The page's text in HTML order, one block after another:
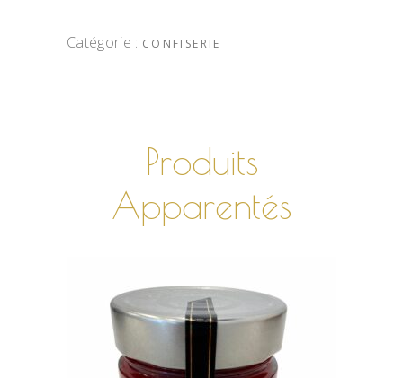
Catégorie : CONFISERIE
Produits
Apparentés